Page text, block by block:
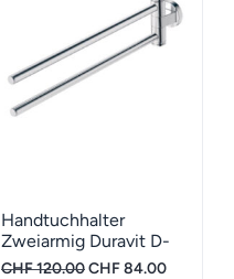
Handtuchhalter
Zweiarmig Duravit D-
Code
CHF120.00Ursprünglicher
CHF84.00Aktueller